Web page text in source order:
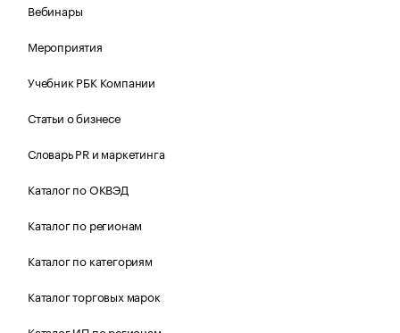
Вебинары
Мероприятия
Учебник РБК Компании
Статьи о бизнесе
Словарь PR и маркетинга
Каталог по ОКВЭД
Каталог по регионам
Каталог по категориям
Каталог торговых марок